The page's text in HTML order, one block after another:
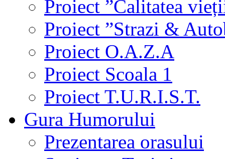
Proiect ”Calitatea
Proiect ”Strazi &
Proiect O.A.Z.A
Proiect Scoala 1
Proiect T.U.R.I.S.T.
Gura Humorului
Prezentarea orasului